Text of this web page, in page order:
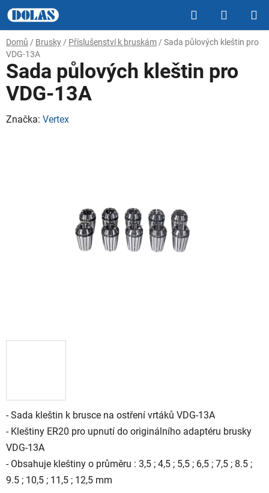
Přejít
na
obsah
Hledat
KOŠÍK
Domů / Brusky / Příslušenství k bruskám / Sada půlových kleštin pro
VDG-13A
- Sada kleštin k brusce na ostření vrtáků VDG-13A
- Kleštiny ER20 pro upnutí do originálního adaptéru brusky
VDG-13A
- Obsahuje kleštiny o průměru : 3,5 ; 4,5 ; 5,5 ; 6,5 ; 7,5 ; 8.5 ;
9.5 ; 10,5 ; 11,5 ; 12,5 mm
Sada půlových kleštin pro
VDG-13A
Značka: Vertex